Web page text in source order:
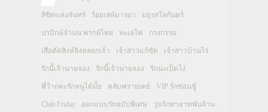
ลิขิตแห่งจันทร์ ร้อยเล่ห์มารยา มธุรสโลกันตร์
ปรปักษ์จำนน พากย์ไทย ทะเลไฟ กรงกรรม
เสือตัดสิงห์ลิงหลอกเจ้า เจ้าสาวแก้ขัด เจ้าสาวบ้านไร่
รักนี้เจ้านายจอง รักนี้เจ้านายจอง รักนะเป็ดโง่
พี่ว้ากคะรักหนูได้มั้ย คลับฟรายเดย์ VIP รักซ่อนชู้
Club Friday ออกแบบรักฉบับพิเศษ วุ่นรักทายาทพันล้าน